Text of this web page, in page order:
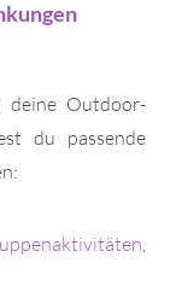
deine Outdoor-
du passende
,